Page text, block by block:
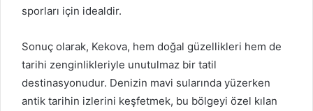
sporları için idealdir.
Sonuç olarak, Kekova, hem doğal güzellikleri hem de
tarihi zenginlikleriyle unutulmaz bir tatil
destinasyonudur. Denizin mavi sularında yüzerken
antik tarihin izlerini keşfetmek, bu bölgeyi özel kılan